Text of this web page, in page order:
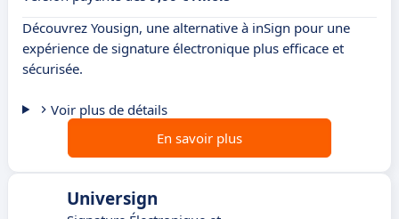
Découvrez Yousign, une alternative à inSign pour une
expérience de signature électronique plus efficace et
sécurisée.
Voir plus de détails
En savoir plus
Universign